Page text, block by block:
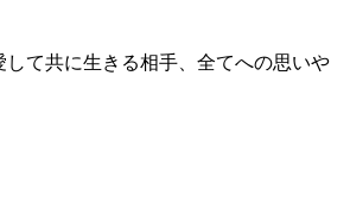
て共に生きる相手、全てへの思いや